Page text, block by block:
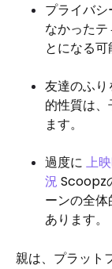
プライバ
なかった
とになる可
友達のふ
的性質は
ます。
過度に 上
況 Scoopz
ーンの全
あります。
親は、プラット